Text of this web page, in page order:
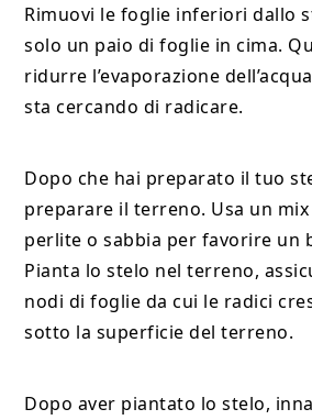
Rimuovi le foglie inferiori dallo
solo un paio di foglie in cima.
ridurre l’evaporazione
sta cercando di radicare.
Dopo che hai preparato il tuo
preparare il terreno. Usa un
perlite o sabbia per favorire un
Pianta lo stelo nel terreno,
nodi di foglie da cui le radici
sotto la superficie del terreno.
Dopo aver piantato lo stelo,